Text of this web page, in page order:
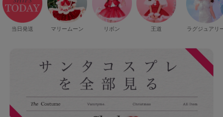
当日発送 マリームーン リボン 王道 ラグジュアリ